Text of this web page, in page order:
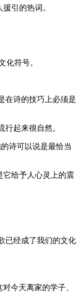
引的热词。
化符号。
在诗的技巧上必须是
起来很自然。
诗可以说是最恰当
给予人心灵上的震
已经成了我们的文化
今天离家的学子、